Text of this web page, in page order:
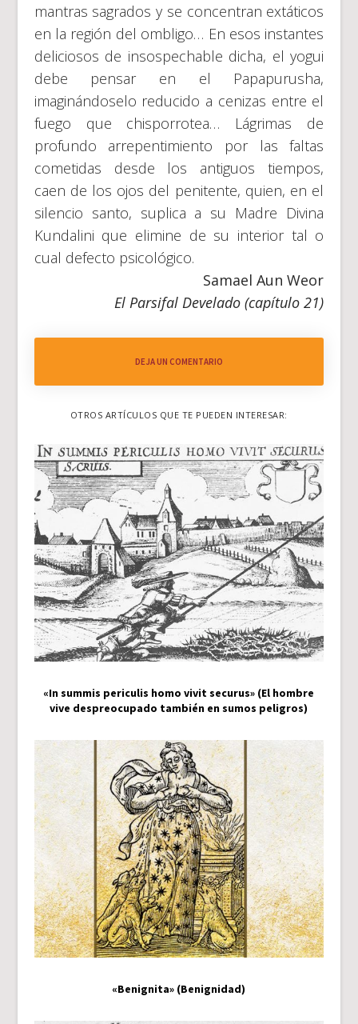
mantras sagrados y se concentran extáticos
en la región del ombligo… En esos instantes
deliciosos de insospechable dicha, el yogui
debe pensar en el Papapurusha,
imaginándoselo reducido a cenizas entre el
fuego que chisporrotea… Lágrimas de
profundo arrepentimiento por las faltas
cometidas desde los antiguos tiempos,
caen de los ojos del penitente, quien, en el
silencio santo, suplica a su Madre Divina
Kundalini que elimine de su interior tal o
cual defecto psicológico.
Samael Aun Weor
El Parsifal Develado (capítulo 21)
DEJA UN COMENTARIO
OTROS ARTÍCULOS QUE TE PUEDEN INTERESAR:
«In summis periculis homo vivit securus» (El hombre
vive despreocupado también en sumos peligros)
«Benignita» (Benignidad)